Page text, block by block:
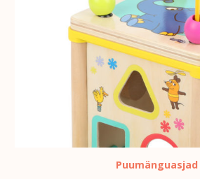
LISA KORVI
Puumänguasjad